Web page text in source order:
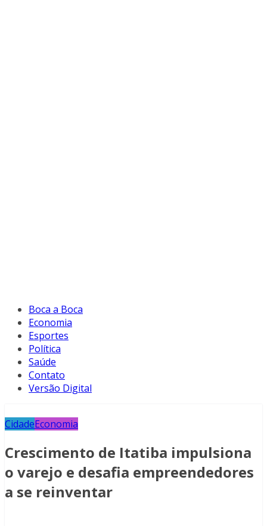
Boca a Boca
Economia
Esportes
Política
Saúde
Contato
Versão Digital
CidadeEconomia
Crescimento de Itatiba impulsiona
o varejo e desafia empreendedores
a se reinventar